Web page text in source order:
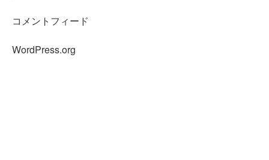
コメントフィード
WordPress.org